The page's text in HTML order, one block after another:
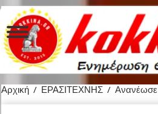
Αρχική / ΕΡΑΣΙΤΕΧΝΗΣ /